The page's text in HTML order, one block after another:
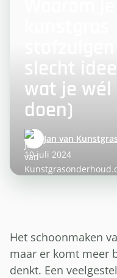
slecht
wat je
doen)
Jan van
10 juli 2024
Het schoonmaken
maar er komt meer
denkt. Een